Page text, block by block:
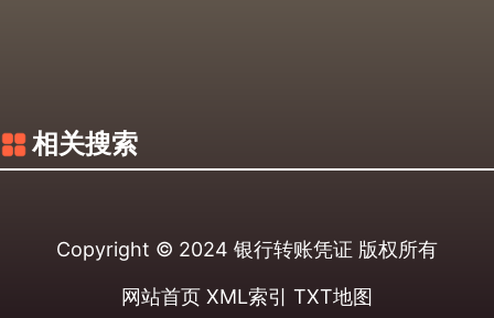
相关搜索
Copyright © 2024 银行转账凭证 版权所有
网站首页 XML索引 TXT地图